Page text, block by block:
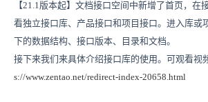
【21.1版本起】文档接口空间中新增了首页，在
看独立接口库、产品接口和项目接口。进入库或
下的数据结构、接口版本、目录和文档。
接下来我们来具体介绍接口库的使用。可观看视
s://www.zentao.net/redirect-index-20658.html